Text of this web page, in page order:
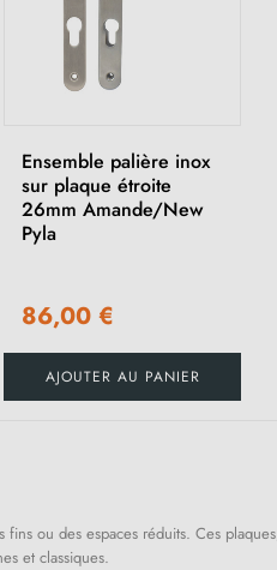
Ensemble palière inox
sur plaque étroite
26mm Amande/New
Pyla
86,00 €
AJOUTER AU PANIER
ou des espaces réduits. Ces
et classiques.